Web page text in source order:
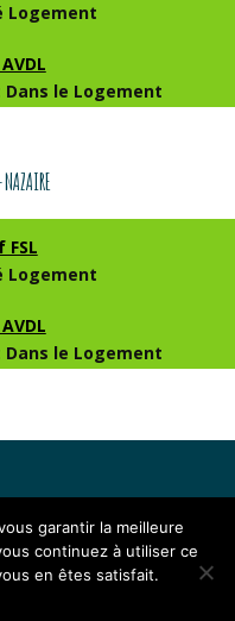
Logement
le Logement
Logement
le Logement
garantir la meilleure
continuez à utiliser ce
en êtes satisfait.